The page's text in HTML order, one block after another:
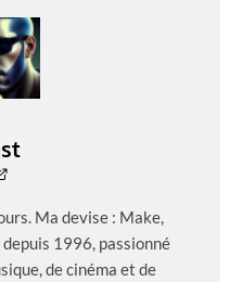
Ma devise : Make,
1996, passionné
de cinéma et de